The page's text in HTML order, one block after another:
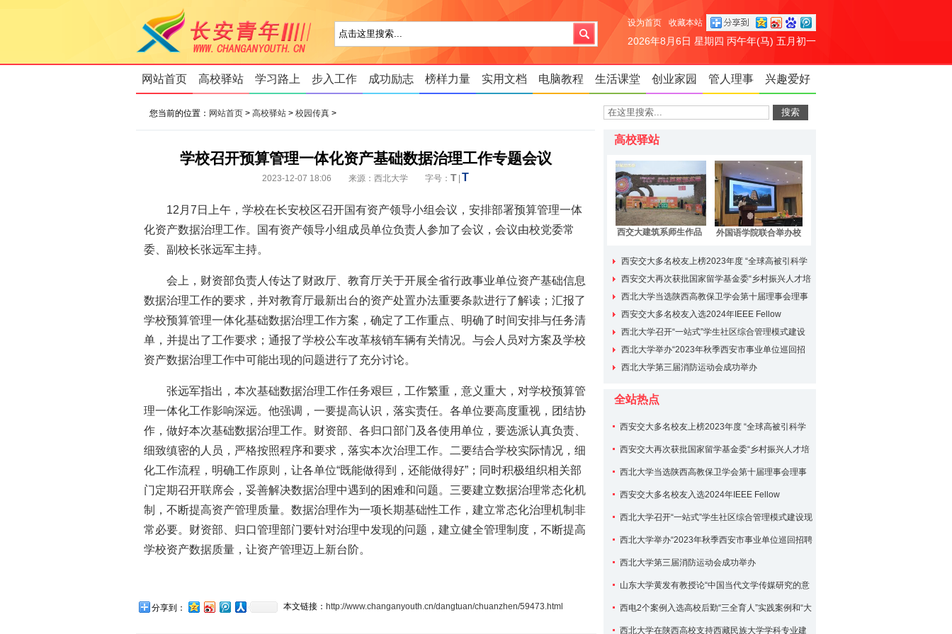
设为首页 收藏本站
2026年8月6日 星期四 丙午年(马) 五月初一
网站首页 高校驿站 学习路上 步入工作 成功励志 榜样力量 实用文档 电脑教程 生活课堂 创业家园 管人理事 兴趣爱好
您当前的位置： 网站首页 > 高校驿站 > 校园传真 >
学校召开预算管理一体化资产基础数据治理工作专题会议
2023-12-07 18:06 来源：西北大学 字号： T T
12月7日上午，学校在长安校区召开国有资产领导小组会议，安排部署预算管理一体
化资产数据治理工作。国有资产领导小组成员单位负责人参加了会议，会议由校党委常
委、副校长张远军主持。
会上，财资部负责人传达了财政厅、教育厅关于开展全省行政事业单位资产基础信息
数据治理工作的要求，并对教育厅最新出台的资产处置办法重要条款进行了解读；汇报了
学校预算管理一体化基础数据治理工作方案，确定了工作重点、明确了时间安排与任务清
单，并提出了工作要求；通报了学校公车改革核销车辆有关情况。与会人员对方案及学校
资产数据治理工作中可能出现的问题进行了充分讨论。
张远军指出，本次基础数据治理工作任务艰巨，工作繁重，意义重大，对学校预算管
理一体化工作影响深远。他强调，一要提高认识，落实责任。各单位要高度重视，团结协
作，做好本次基础数据治理工作。财资部、各归口部门及各使用单位，要选派认真负责、
细致缜密的人员，严格按照程序和要求，落实本次治理工作。二要结合学校实际情况，细
化工作流程，明确工作原则，让各单位“既能做得到，还能做得好”；同时积极组织相关部
门定期召开联席会，妥善解决数据治理中遇到的困难和问题。三要建立数据治理常态化机
制，不断提高资产管理质量。数据治理作为一项长期基础性工作，建立常态化治理机制非
常必要。财资部、归口管理部门要针对治理中发现的问题，建立健全管理制度，不断提高
学校资产数据质量，让资产管理迈上新台阶。
分享到： 本文链接： http://www.changanyouth.cn/dangtuan/chuanzhen/59473.html
高校驿站
西交大建筑系师生作品
届天下洞庭芦苇艺术季
外国语学院联合举办校
园留学生专场活动
西安交大多名校友上榜2023年度 “全球高被引科学
家”名单西安交大再次获批国家留学基金委“乡村振兴人才培
养专项”项目
西北大学当选陕西高教保卫学会第十届理事会理事
长单位西安交大多名校友入选2024年IEEE Fellow
西北大学召开“一站式”学生社区综合管理模式建设
现场推进会
西北大学举办“2023年秋季西安市事业单位巡回招
聘——西北大学专场”活动
西北大学第三届消防运动会成功举办
全站热点
西安交大多名校友上榜2023年度 “全球高被引科学
家”名单
西安交大再次获批国家留学基金委“乡村振兴人才培
养专项”项目
西北大学当选陕西高教保卫学会第十届理事会理事
长单位西安交大多名校友入选2024年IEEE Fellow
西北大学召开“一站式”学生社区综合管理模式建设现
场推进会
西北大学举办“2023年秋季西安市事业单位巡回招聘
——西北大学专场”活动
西北大学第三届消防运动会成功举办
山东大学黄发有教授论“中国当代文学传媒研究的意
义与方法”
西电2个案例入选高校后勤“三全育人”实践案例和“大
学校园物业管理典型案例”
西北大学在陕西高校支持西藏民族大学学科专业建